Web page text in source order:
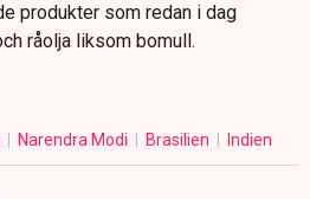
produkter som redan i dag
råolja liksom bomull.
Narendra Modi Brasilien Indien